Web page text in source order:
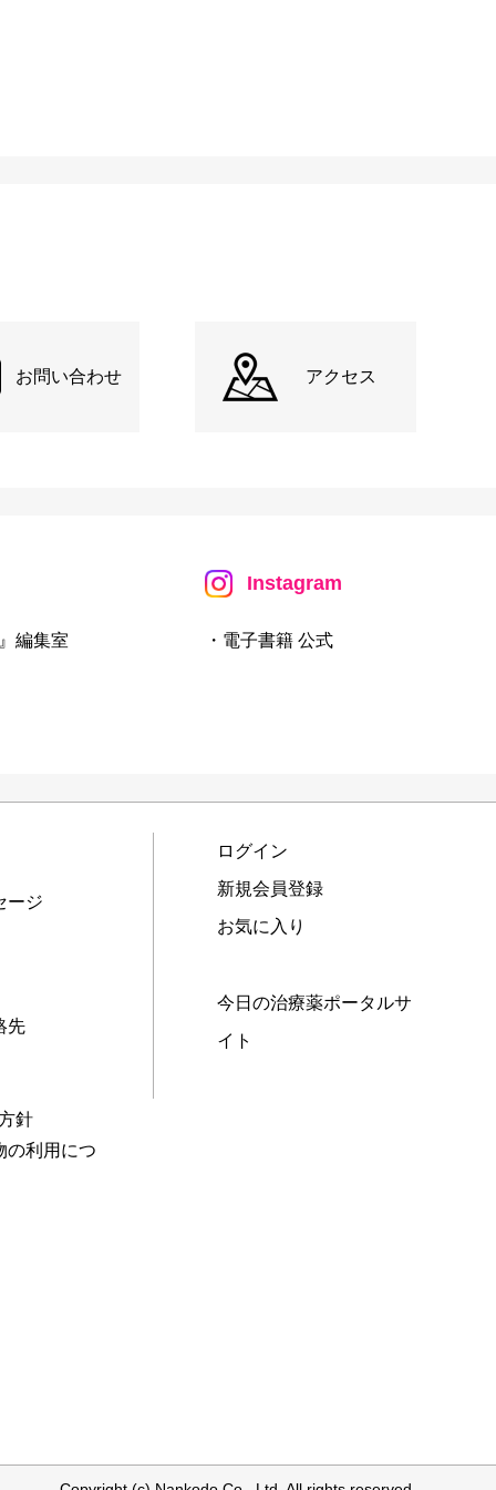
お問い合わせ アクセス
編集室
Instagram
・電子書籍 公式
ージ
先
針
の利用につ
ログイン
新規会員登録
お気に入り
今日の治療薬ポータルサ
イト